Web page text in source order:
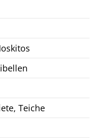
Teiche